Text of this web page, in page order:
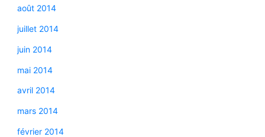
août 2014
juillet 2014
juin 2014
mai 2014
avril 2014
mars 2014
février 2014